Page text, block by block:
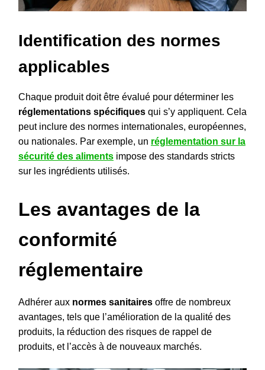
Identification des normes
applicables
Chaque produit doit être évalué pour déterminer les
réglementations spécifiques qui s’y appliquent. Cela
peut inclure des normes internationales, européennes,
ou nationales. Par exemple, un réglementation sur la
sécurité des aliments impose des standards stricts
sur les ingrédients utilisés.
Les avantages de la
conformité
réglementaire
Adhérer aux normes sanitaires offre de nombreux
avantages, tels que l’amélioration de la qualité des
produits, la réduction des risques de rappel de
produits, et l’accès à de nouveaux marchés.